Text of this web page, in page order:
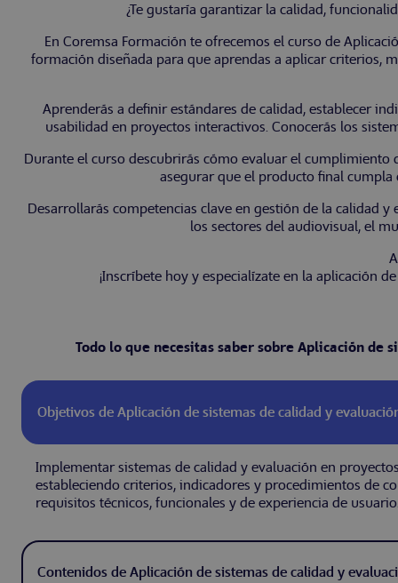
¿Te gustaría garantizar la calidad,
En Coremsa Formación te ofrecemos el curso de
formación diseñada para que aprendas a aplicar criterios,
Aprenderás a definir estándares de calidad, establecer
usabilidad en proyectos interactivos. Conocerás los
Durante el curso descubrirás cómo evaluar el
asegurar que el producto final cumpla
Desarrollarás competencias clave en gestión de la calidad
los sectores del audiovisual, el
¡Inscríbete hoy y especialízate en la aplicación
Todo lo que necesitas saber sobre Aplicación
Implementar sistemas de calidad y evaluación en
estableciendo criterios, indicadores y procedimientos de
requisitos técnicos, funcionales y de experiencia de